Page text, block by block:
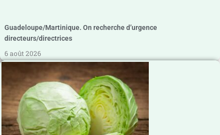
Guadeloupe/Martinique. On recherche d’urgence
directeurs/directrices
6 août 2026